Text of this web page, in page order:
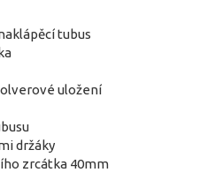
tubus
uložení
držáky
zrcátka 40mm